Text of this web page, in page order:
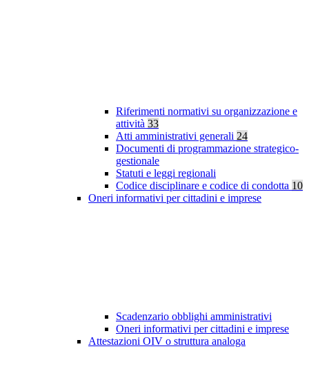
Riferimenti normativi su organizzazione e
attività 33
Atti amministrativi generali 24
Documenti di programmazione strategico-
gestionale
Statuti e leggi regionali
Codice disciplinare e codice di condotta 10
Oneri informativi per cittadini e imprese
Scadenzario obblighi amministrativi
Oneri informativi per cittadini e imprese
Attestazioni OIV o struttura analoga